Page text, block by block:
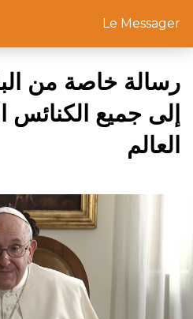
Le Messager
رسالة خاصة من
إلى جميع الكنائس
العالم